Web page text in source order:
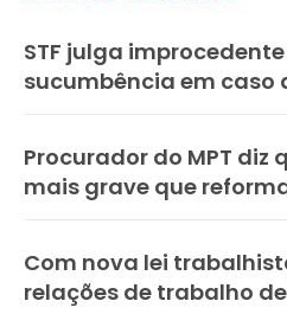
STF julga
sucumbência em
Procurador do MPT diz
mais grave que
Com nova lei
relações de trabalho